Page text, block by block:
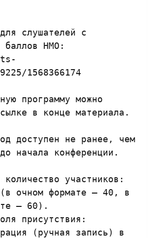
слушателей с
программу можно
в конце материала.
доступен не ранее, чем
начала конференции.
количество участников:
очном формате – 40, в
– 60).
присутствия:
(ручная запись) в